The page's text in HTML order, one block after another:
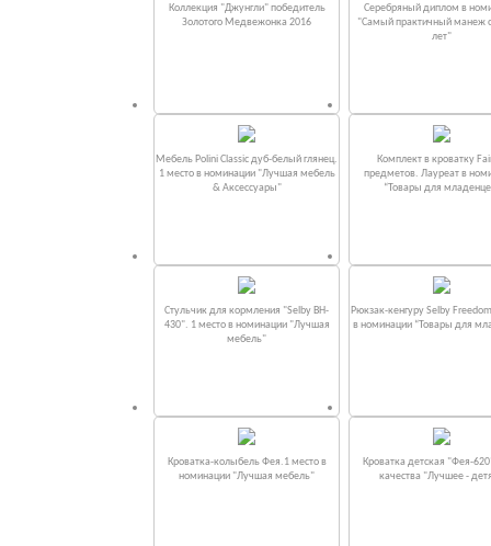
Коллекция "Джунгли" победитель
Золотого Медвежонка 2016
Серебряный диплом в
"Самый практичный манеж
лет"
Мебель Polini Classic дуб-белый глянец.
1 место в номинации "Лучшая мебель
& Аксессуары"
Комплект в кроватку
предметов. Лауреат в
“Товары для
Стульчик для кормления "Selby BH-
430". 1 место в номинации "Лучшая
мебель"
Рюкзак-кенгуру Selby
в номинации “Товары для
Кроватка-колыбель Фея.1 место в
номинации "Лучшая мебель"
Кроватка детская "Фея-
качества "Лучшее -